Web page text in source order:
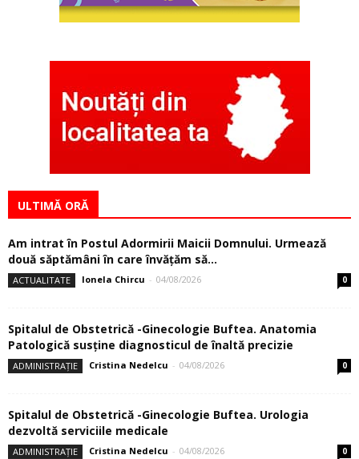
ULTIMĂ ORĂ
Am intrat în Postul Adormirii Maicii Domnului. Urmează
două săptămâni în care învăţăm să...
ACTUALITATE Ionela Chircu - 04/08/2026 0
Spitalul de Obstetrică -Ginecologie Buftea. Anatomia
Patologică susţine diagnosticul de înaltă precizie
ADMINISTRAȚIE Cristina Nedelcu - 04/08/2026 0
Spitalul de Obstetrică -Ginecologie Buftea. Urologia
dezvoltă serviciile medicale
ADMINISTRAȚIE Cristina Nedelcu - 04/08/2026 0